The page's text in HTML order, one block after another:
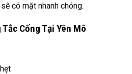
có mặt nhanh chóng.
Cống Tại Yên Mô